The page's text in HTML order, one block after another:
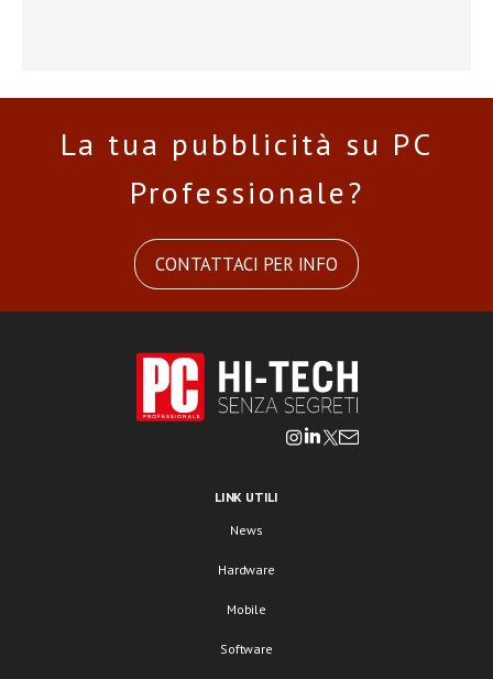
La tua pubblicità su PC
Professionale?
CONTATTACI PER INFO
LINK UTILI
News
Hardware
Mobile
Software